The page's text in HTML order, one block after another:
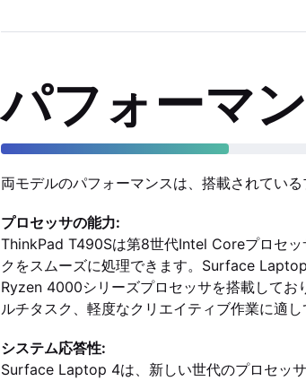
パフォーマ
両モデルのパフォーマンスは、搭載されてい
プロセッサの能力:
ThinkPad T490Sは第8世代Intel Coreプロセ
クをスムーズに処理できます。Surface
Ryzen 4000シリーズプロセッサを搭載してお
ルチタスク、軽度なクリエイティブ作業に適し
システム応答性:
Surface Laptop 4は、新しい世代のプロセッ